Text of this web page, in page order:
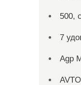
500,
7
Agp